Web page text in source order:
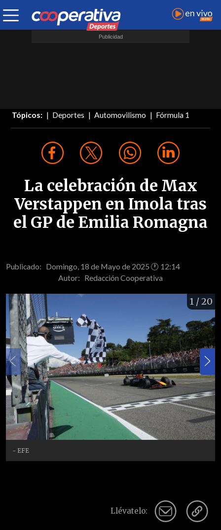
Tópicos: Deportes Automovilismo Fórmula 1
La celebración de Max
Verstappen en Imola tras
el GP de Emilia Romagna
Publicado: Domingo, 18 de Mayo de 2025 🕐 12:14
Autor: Redacción Cooperativa
1 / 20
- EFE
Llévatelo: